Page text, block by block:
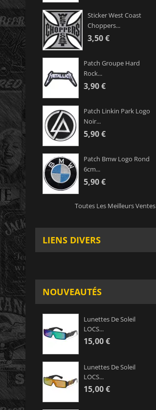
Sticker West Coast
Choppers...
3,50 €
Patch Groupe Hard
Rock...
3,90 €
Patch Linkin Park Logo
Noir...
5,90 €
Patch Bmw Logo Rond
6cm...
5,90 €
Toutes Les Meilleurs Ventes
LIENS DIVERS
NOUVEAUTÉS
Lunettes De Soleil
LOCS...
15,00 €
Lunettes De Soleil
LOCS...
15,00 €